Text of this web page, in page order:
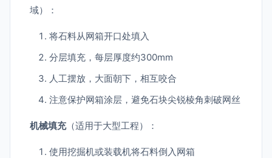
域）：
将石料从网箱开口处填入
分层填充，每层厚度约300mm
人工摆放，大面朝下，相互咬合
注意保护网箱涂层，避免石块尖锐棱角刺破网丝
机械填充（适用于大型工程）：
使用挖掘机或装载机将石料倒入网箱